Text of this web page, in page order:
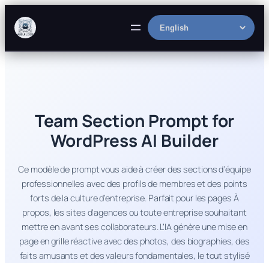
to
content
Select
language
Team Section Prompt for
WordPress AI Builder
Ce modèle de prompt vous aide à créer des sections d’équipe
professionnelles avec des profils de membres et des points
forts de la culture d’entreprise. Parfait pour les pages À
propos, les sites d’agences ou toute entreprise souhaitant
mettre en avant ses collaborateurs. L’IA génère une mise en
page en grille réactive avec des photos, des biographies, des
faits amusants et des valeurs fondamentales, le tout stylisé